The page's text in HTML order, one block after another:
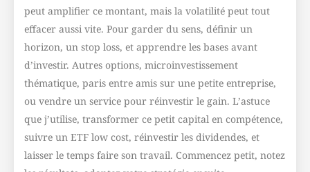
peut amplifier ce montant, mais la volatilité peut tout
effacer aussi vite. Pour garder du sens, définir un
horizon, un stop loss, et apprendre les bases avant
d’investir. Autres options, microinvestissement
thématique, paris entre amis sur une petite entreprise,
ou vendre un service pour réinvestir le gain. L’astuce
que j’utilise, transformer ce petit capital en compétence,
suivre un ETF low cost, réinvestir les dividendes, et
laisser le temps faire son travail. Commencez petit, notez